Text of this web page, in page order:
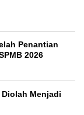
Penantian
2026
Menjadi